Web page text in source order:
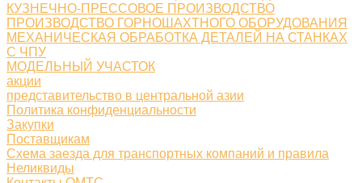
КУЗНЕЧНО-ПРЕССОВОЕ ПРОИЗВОДСТВО
ПРОИЗВОДСТВО ГОРНОШАХТНОГО ОБОРУДОВАНИЯ
МЕХАНИЧЕСКАЯ ОБРАБОТКА ДЕТАЛЕЙ НА СТАНКАХ
С ЧПУ
МОДЕЛЬНЫЙ УЧАСТОК
акции
представительство в центральной азии
Политика конфиденциальности
Закупки
Поставщикам
Схема заезда для транспортных компаний и правила
Неликвиды